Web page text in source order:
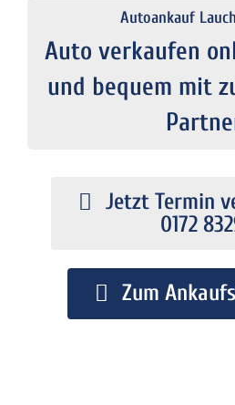
Autoankauf
Auto verkaufen
und bequem mit
Jetzt Termin
0172
Zum